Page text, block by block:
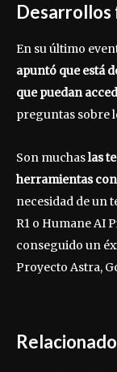
Desarrollos
En su último
apuntó que está
que puedan
preguntas sobre
Son muchaslas
herramientas
necesidad de un
R1 o Humane AI
conseguido un
Proyecto Astra,
Relacionado